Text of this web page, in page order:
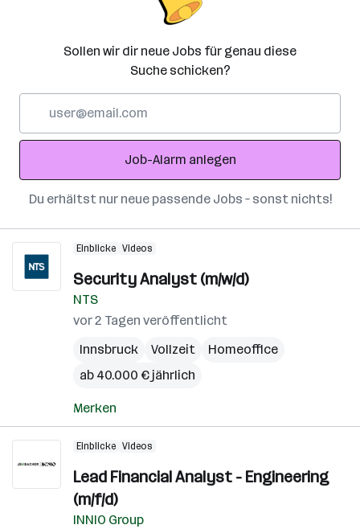
Sollen wir dir neue Jobs für genau diese
Suche schicken?
Adresse
Job-Alarm anlegen
Du erhältst nur neue passende Jobs – sonst nichts!
Einblicke Videos
Security Analyst (m/w/d)
NTS
vor 2 Tagen veröffentlicht
Innsbruck
Vollzeit
Homeoffice
ab 40.000 € jährlich
Merken
Einblicke Videos
Lead Financial Analyst - Engineering
(m/f/d)
INNIO Group